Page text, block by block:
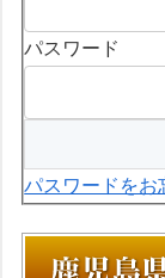
パスワード
パスワードをお